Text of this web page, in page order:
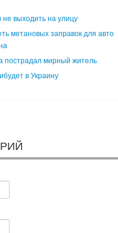
выходить на улицу
метановых заправок для авто
пострадал мирный житель
в Украину